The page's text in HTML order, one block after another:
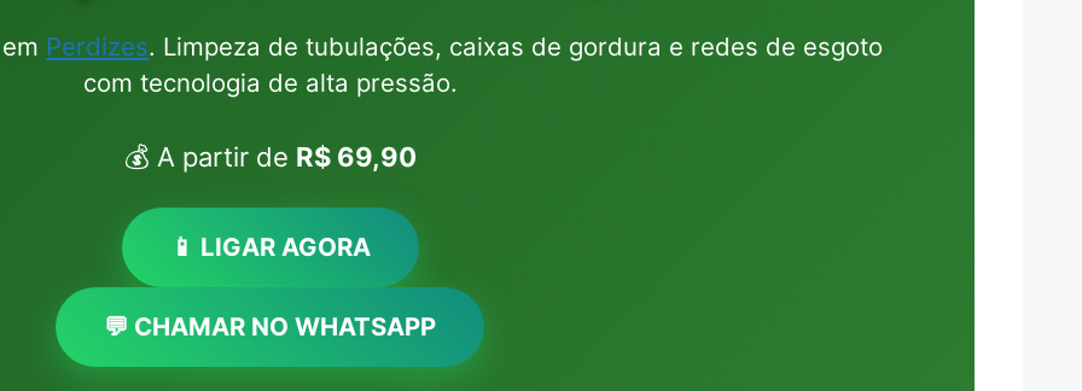
Perdizes. Limpeza de tubulações, caixas de gordura e redes de esgoto
com tecnologia de alta pressão.
💰 A partir de R$ 69,90
📱 LIGAR AGORA
💬 CHAMAR NO WHATSAPP